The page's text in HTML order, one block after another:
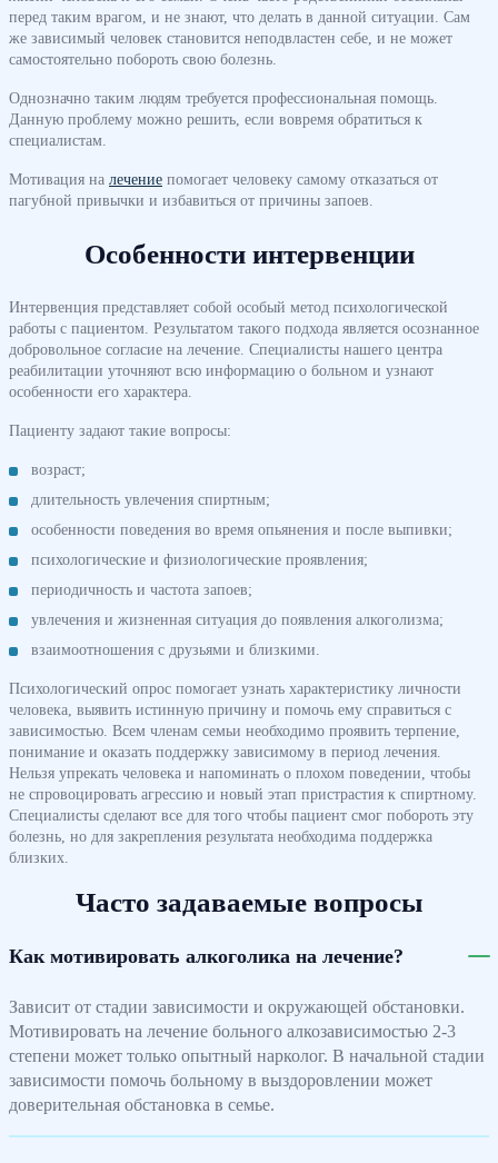
перед таким врагом, и не знают, что делать в данной ситуации. Сам
же зависимый человек становится неподвластен себе, и не может
самостоятельно побороть свою болезнь.
Однозначно таким людям требуется профессиональная помощь.
Данную проблему можно решить, если вовремя обратиться к
специалистам.
Мотивация на лечение помогает человеку самому отказаться от
пагубной привычки и избавиться от причины запоев.
Особенности интервенции
Интервенция представляет собой особый метод психологической
работы с пациентом. Результатом такого подхода является осознанное
добровольное согласие на лечение. Специалисты нашего центра
реабилитации уточняют всю информацию о больном и узнают
особенности его характера.
Пациенту задают такие вопросы:
возраст;
длительность увлечения спиртным;
особенности поведения во время опьянения и после выпивки;
психологические и физиологические проявления;
периодичность и частота запоев;
увлечения и жизненная ситуация до появления алкоголизма;
взаимоотношения с друзьями и близкими.
Психологический опрос помогает узнать характеристику личности
человека, выявить истинную причину и помочь ему справиться с
зависимостью. Всем членам семьи необходимо проявить терпение,
понимание и оказать поддержку зависимому в период лечения.
Нельзя упрекать человека и напоминать о плохом поведении, чтобы
не спровоцировать агрессию и новый этап пристрастия к спиртному.
Специалисты сделают все для того чтобы пациент смог побороть эту
болезнь, но для закрепления результата необходима поддержка
близких.
Часто задаваемые вопросы
Как мотивировать алкоголика на лечение?
Зависит от стадии зависимости и окружающей обстановки.
Мотивировать на лечение больного алкозависимостью 2-3
степени может только опытный нарколог. В начальной стадии
зависимости помочь больному в выздоровлении может
доверительная обстановка в семье.